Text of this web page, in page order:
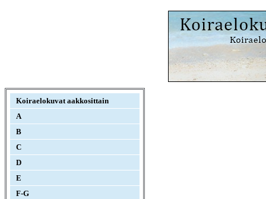
Koiraelokuvat aakkosittain
A
B
C
D
E
F-G